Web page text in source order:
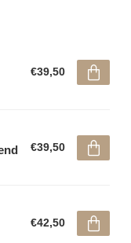
€39,50
€39,50
€42,50